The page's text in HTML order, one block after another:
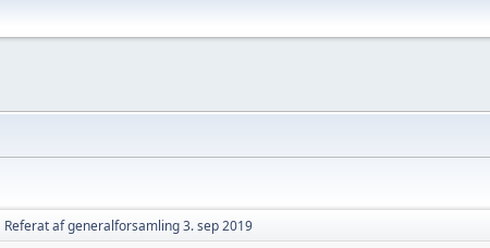
Referat af generalforsamling 3. sep 2019